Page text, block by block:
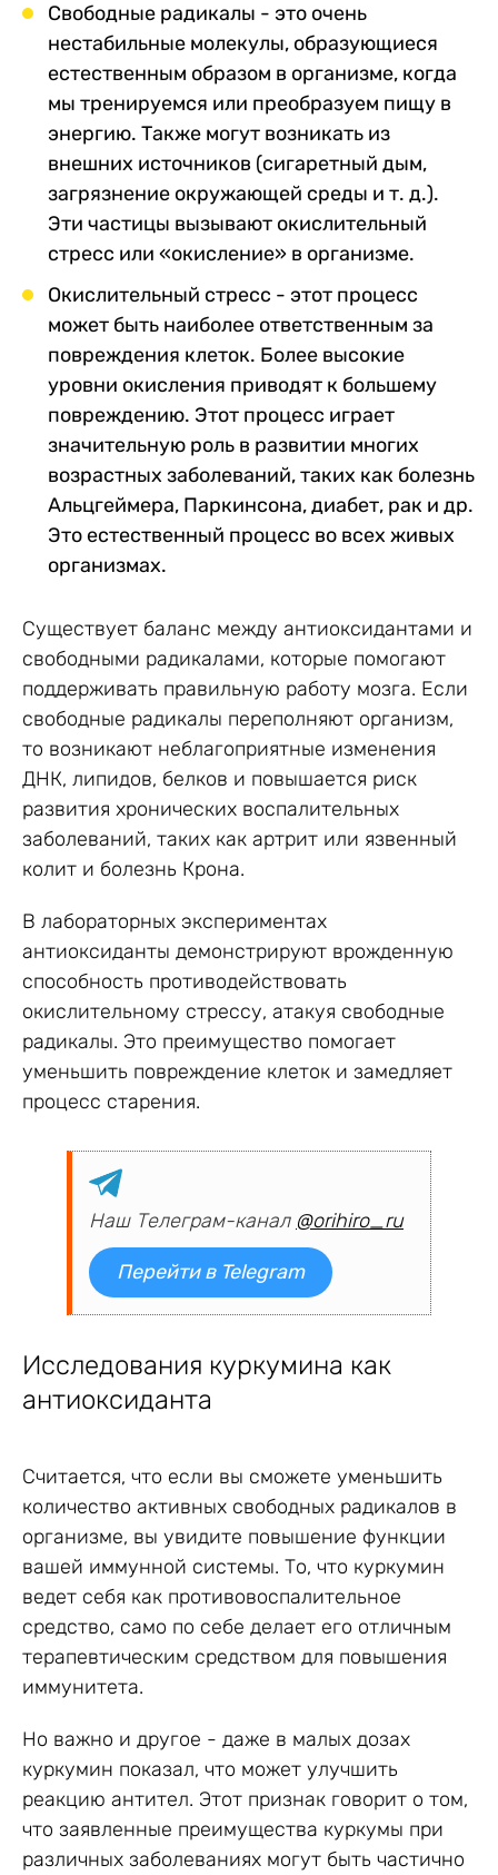
Свободные радикалы - это очень
нестабильные молекулы, образующиеся
естественным образом в организме, когда
мы тренируемся или преобразуем пищу в
энергию. Также могут возникать из
внешних источников (сигаретный дым,
загрязнение окружающей среды и т. д.).
Эти частицы вызывают окислительный
стресс или «окисление» в организме.
Окислительный стресс - этот процесс
может быть наиболее ответственным за
повреждения клеток. Более высокие
уровни окисления приводят к большему
повреждению. Этот процесс играет
значительную роль в развитии многих
возрастных заболеваний, таких как болезнь
Альцгеймера, Паркинсона, диабет, рак и др.
Это естественный процесс во всех живых
организмах.
Существует баланс между антиоксидантами и
свободными радикалами, которые помогают
поддерживать правильную работу мозга. Если
свободные радикалы переполняют организм,
то возникают неблагоприятные изменения
ДНК, липидов, белков и повышается риск
развития хронических воспалительных
заболеваний, таких как артрит или язвенный
колит и болезнь Крона.
В лабораторных экспериментах
антиоксиданты демонстрируют врожденную
способность противодействовать
окислительному стрессу, атакуя свободные
радикалы. Это преимущество помогает
уменьшить повреждение клеток и замедляет
процесс старения.
Наш Телеграм-канал @orihiro_ru
Перейти в Telegram
Исследования куркумина как
антиоксиданта
Считается, что если вы сможете уменьшить
количество активных свободных радикалов в
организме, вы увидите повышение функции
вашей иммунной системы. То, что куркумин
ведет себя как противовоспалительное
средство, само по себе делает его отличным
терапевтическим средством для повышения
иммунитета.
Но важно и другое - даже в малых дозах
куркумин показал, что может улучшить
реакцию антител. Этот признак говорит о том,
что заявленные преимущества куркумы при
различных заболеваниях могут быть частично